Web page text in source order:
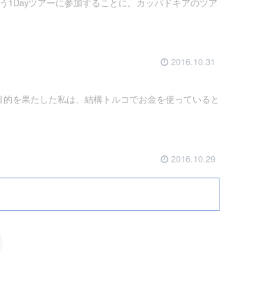
1Dayツアーに参加することに。カッパドキアのツア
2016.10.31
を果たした私は、結構トルコでお金を使っていると
2016.10.29